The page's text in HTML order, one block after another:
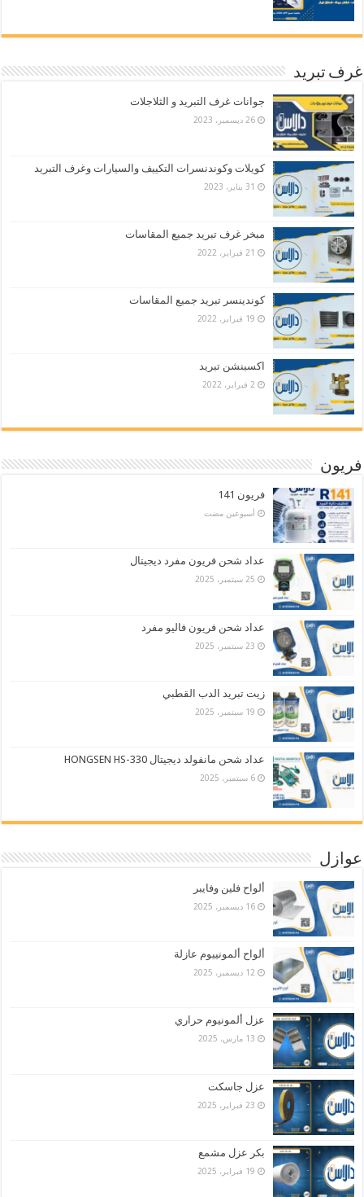
غرف تبريد
جوانات غرف التبريد و الثلاجلات
26 ديسمبر، 2023
كويلات وكوندنسرات التكييف والسيارات وغرف التبريد
31 يناير، 2023
مبخر غرف تبريد جميع المقاسات
21 فبراير، 2022
كوندينسر تبريد جميع المقاسات
19 فبراير، 2022
اكسبنشن تبريد
2 فبراير، 2022
فريون
فريون 141
‏أسبوعين مضت
عداد شحن فريون مفرد ديجيتال
25 سبتمبر، 2025
عداد شحن فريون فاليو مفرد
23 سبتمبر، 2025
زيت تبريد الدب القطبي
19 سبتمبر، 2025
عداد شحن مانفولد ديجيتال HONGSEN HS-330
6 سبتمبر، 2025
عوازل
ألواح فلين وفايبر
16 ديسمبر، 2025
ألواح ألمونييوم عازلة
12 ديسمبر، 2025
عزل ألمونيوم حراري
13 مارس، 2025
عزل جاسكت
23 فبراير، 2025
بكر عزل مشمع
19 فبراير، 2025